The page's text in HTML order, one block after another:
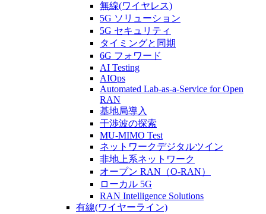
無線(ワイヤレス)
5G ソリューション
5G セキュリティ
タイミングと同期
6G フォワード
AI Testing
AIOps
Automated Lab-as-a-Service for Open
RAN
基地局導入
干渉波の探索
MU-MIMO Test
ネットワークデジタルツイン
非地上系ネットワーク
オープン RAN（O-RAN）
ローカル 5G
RAN Intelligence Solutions
有線(ワイヤーライン)